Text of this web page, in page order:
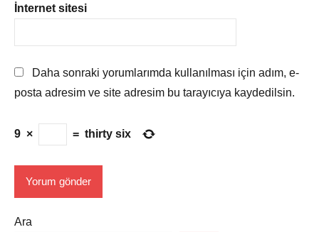
İnternet sitesi
Daha sonraki yorumlarımda kullanılması için adım, e-
posta adresim ve site adresim bu tarayıcıya kaydedilsin.
9 × = thirty six
Ara